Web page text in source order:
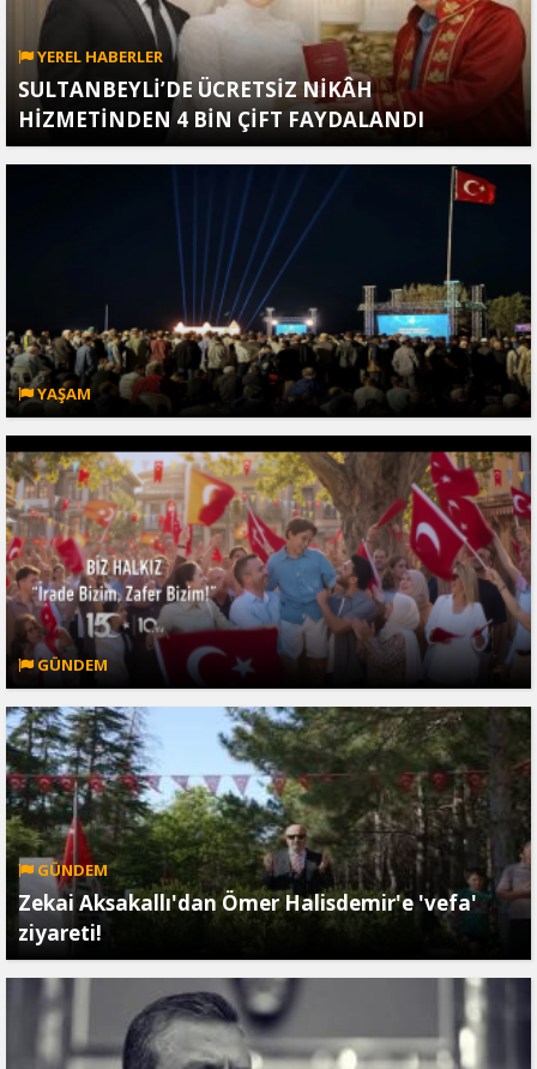
YEREL HABERLER
SULTANBEYLİ’DE ÜCRETSİZ NİKÂH
HİZMETİNDEN 4 BİN ÇİFT FAYDALANDI
YAŞAM
GÜNDEM
GÜNDEM
Zekai Aksakallı'dan Ömer Halisdemir'e 'vefa'
ziyareti!